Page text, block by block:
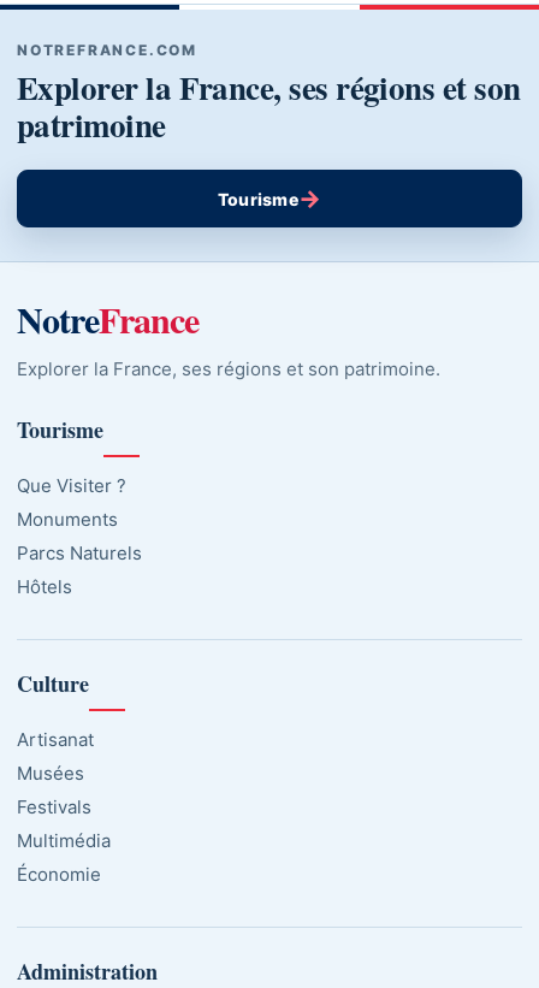
NOTREFRANCE.COM
Explorer la France, ses régions et son
patrimoine
Tourisme→
NotreFrance
Explorer la France, ses régions et son patrimoine.
Tourisme
Que Visiter ?
Monuments
Parcs Naturels
Hôtels
Culture
Artisanat
Musées
Festivals
Multimédia
Économie
Administration